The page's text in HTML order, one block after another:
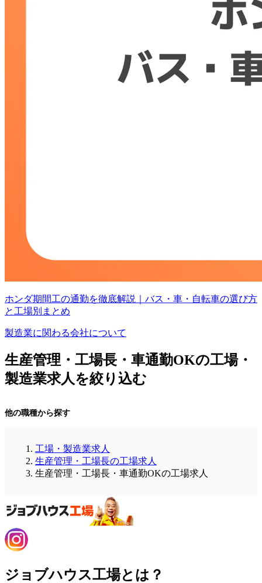
ホンダ期間工の通勤を徹底解説｜バス・車・自転車の選び方
と工場別まとめ
製造業に関わる会社について
生産管理・工場長・車通勤OKの工場・
製造業求人を絞り込む
他の職種から探す
工場・製造業求人
生産管理・工場長の工場求人
生産管理・工場長・車通勤OKの工場求人
ジョブハウス工場とは？